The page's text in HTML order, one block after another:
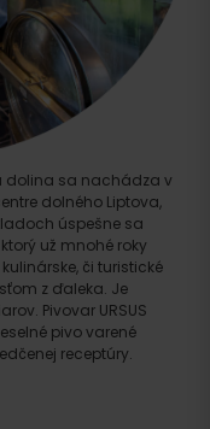
dolina sa nachádza v
dolného Liptova,
úspešne sa
už mnohé roky
či turistické
z ďaleka. Je
Pivovar URSUS
pivo varené
receptúry.